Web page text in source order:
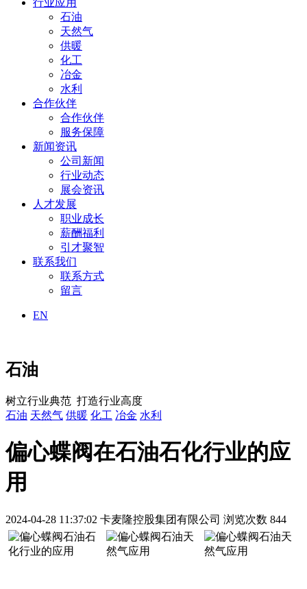
石油
天然气
供暖
化工
冶金
水利
合作伙伴
合作伙伴
服务保障
新闻资讯
公司新闻
行业动态
展会资讯
人才发展
职业成长
薪酬福利
引才聚智
联系我们
联系方式
留言
EN
石油
树立行业典范 打造行业高度
石油 天然气 供暖 化工 冶金 水利
偏心蝶阀在石油石化行业的应
用
2024-04-28 11:37:02 卡麦隆控股集团有限公司 浏览次数 844